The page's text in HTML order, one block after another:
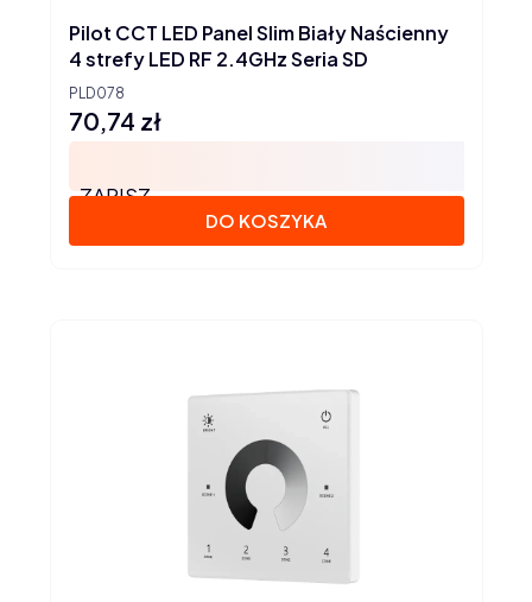
PLD078
Pilot CCT LED Panel Slim Biały Naścienny
4 strefy LED RF 2.4GHz Seria SD
Cena
70,74 zł
ZAPISZ
DO KOSZYKA